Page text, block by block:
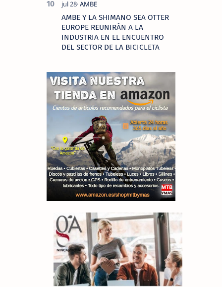
AMBE Y LA SHIMANO SEA OTTER
EUROPE REUNIRÁN A LA
INDUSTRIA EN EL ENCUENTRO
DEL SECTOR DE LA BICICLETA